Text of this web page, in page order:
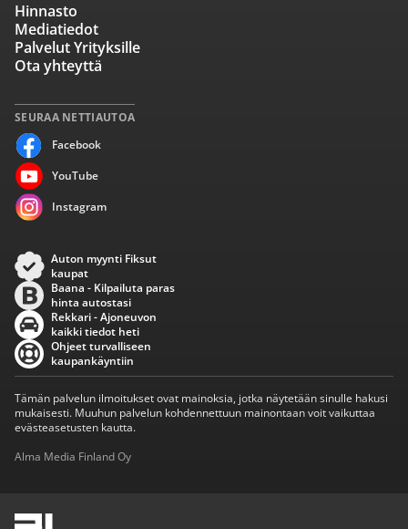
SEURAA NETTIAUTOA
Facebook
YouTube
Instagram
Hinnasto
Mediatiedot
Palvelut Yrityksille
Ota yhteyttä
Auton myynti Fiksut
kaupat
Baana - Kilpailuta paras
hinta autostasi
Rekkari - Ajoneuvon
kaikki tiedot heti
Ohjeet turvalliseen
kaupankäyntiin
Tämän palvelun ilmoitukset ovat mainoksia, jotka näytetään sinulle hakusi
mukaisesti. Muuhun palvelun kohdennettuun mainontaan voit vaikuttaa
evästeasetusten kautta.
Alma Media Finland Oy